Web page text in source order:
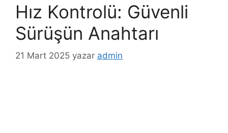
r
i
l
Hız Kontrolü: Güvenli
Sürüşün Anahtarı
21 Mart 2025 yazar admin